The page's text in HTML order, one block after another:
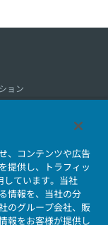
ョン
会社情報新着一覧
、コンテンツや広告
提供し、トラフィッ
しています。当社
情報を、当社の分
のグループ会社、販
報をお客様が提供し